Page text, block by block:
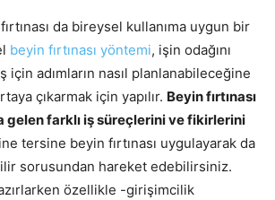
da bireysel kullanıma uygun bir
beyin fırtınası yöntemi, işin odağını
için adımların nasıl planlanabileceğine
çıkarmak için yapılır. Beyin fırtınası
gelen farklı iş süreçlerini ve fikirlerini
tersine beyin fırtınası uygulayarak da
sorusundan hareket edebilirsiniz.
özellikle -girişimcilik